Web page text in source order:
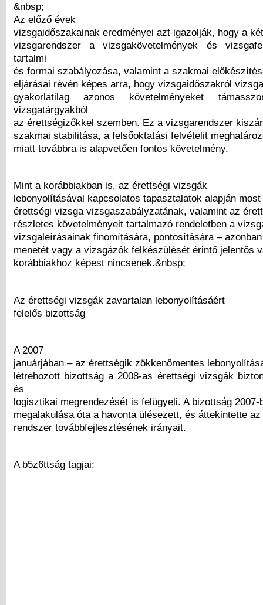
&nbsp;
Az előző évek
vizsgaidőszakainak eredményei azt igazolják, hogy a
vizsgarendszer a vizsgakövetelmények és
tartalmi
és formai szabályozása, valamint a szakmai
eljárásai révén képes arra, hogy vizsgaidőszakról
gyakorlatilag azonos követelményeket
vizsgatárgyakból
az érettségizőkkel szemben. Ez a vizsgarendszer
szakmai stabilitása, a felsőoktatási felvételit
miatt továbbra is alapvetően fontos követelmény.
Mint a korábbiakban is, az érettségi vizsgák
lebonyolításával kapcsolatos tapasztalatok alapján
érettségi vizsga vizsgaszabályzatának, valamint az
részletes követelményeit tartalmazó rendeletben a
vizsgaleírásainak finomítására, pontosítására –
menetét vagy a vizsgázók felkészülését érintő jelentős
korábbiakhoz képest nincsenek.&nbsp;
Az érettségi vizsgák zavartalan lebonyolításáért
felelős bizottság
A 2007
januárjában – az érettségik zökkenőmentes
létrehozott bizottság a 2008-as érettségi vizsgák
és
logisztikai megrendezését is felügyeli. A bizottság 2007-
megalakulása óta a havonta ülésezett, és áttekintette
rendszer továbbfejlesztésének irányait.
A b5z6ttság tagjai: